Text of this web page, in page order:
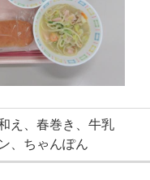
え、春巻き、牛乳
、ちゃんぽん